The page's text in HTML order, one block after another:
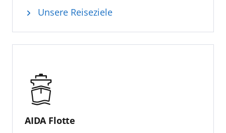
Unsere Reiseziele
AIDA Flotte